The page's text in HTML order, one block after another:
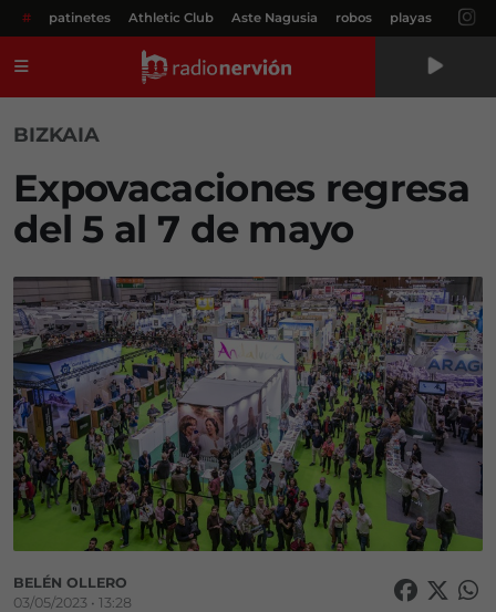
# patinetes Athletic Club Aste Nagusia robos playas
BIZKAIA
Expovacaciones regresa
del 5 al 7 de mayo
BELÉN OLLERO
03/05/2023 • 13:28